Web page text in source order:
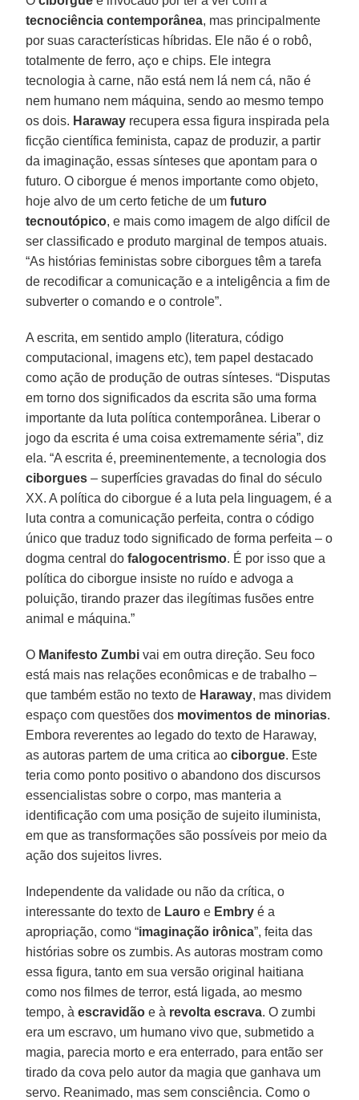
tecnociência contemporânea, mas principalmente
por suas características híbridas. Ele não é o robô,
totalmente de ferro, aço e chips. Ele integra
tecnologia à carne, não está nem lá nem cá, não é
nem humano nem máquina, sendo ao mesmo tempo
os dois. Haraway recupera essa figura inspirada pela
ficção científica feminista, capaz de produzir, a partir
da imaginação, essas sínteses que apontam para o
futuro. O ciborgue é menos importante como objeto,
hoje alvo de um certo fetiche de um futuro
tecnoutópico, e mais como imagem de algo difícil de
ser classificado e produto marginal de tempos atuais.
“As histórias feministas sobre ciborgues têm a tarefa
de recodificar a comunicação e a inteligência a fim de
subverter o comando e o controle”.
A escrita, em sentido amplo (literatura, código
computacional, imagens etc), tem papel destacado
como ação de produção de outras sínteses. “Disputas
em torno dos significados da escrita são uma forma
importante da luta política contemporânea. Liberar o
jogo da escrita é uma coisa extremamente séria”, diz
ela. “A escrita é, preeminentemente, a tecnologia dos
ciborgues – superfícies gravadas do final do século
XX. A política do ciborgue é a luta pela linguagem, é a
luta contra a comunicação perfeita, contra o código
único que traduz todo significado de forma perfeita – o
dogma central do falogocentrismo. É por isso que a
política do ciborgue insiste no ruído e advoga a
poluição, tirando prazer das ilegítimas fusões entre
animal e máquina.”
O Manifesto Zumbi vai em outra direção. Seu foco
está mais nas relações econômicas e de trabalho –
que também estão no texto de Haraway, mas dividem
espaço com questões dos movimentos de minorias.
Embora reverentes ao legado do texto de Haraway,
as autoras partem de uma critica aociborgue. Este
teria como ponto positivo o abandono dos discursos
essencialistas sobre o corpo, mas manteria a
identificação com uma posição de sujeito iluminista,
em que as transformações são possíveis por meio da
ação dos sujeitos livres.
Independente da validade ou não da crítica, o
interessante do texto de Lauro e Embry é a
apropriação, como “imaginação irônica”, feita das
histórias sobre os zumbis. As autoras mostram como
essa figura, tanto em sua versão original haitiana
como nos filmes de terror, está ligada, ao mesmo
tempo, àescravidão e à revolta escrava. O zumbi
era um escravo, um humano vivo que, submetido a
magia, parecia morto e era enterrado, para então ser
tirado da cova pelo autor da magia que ganhava um
servo. Reanimado, mas sem consciência. Como o